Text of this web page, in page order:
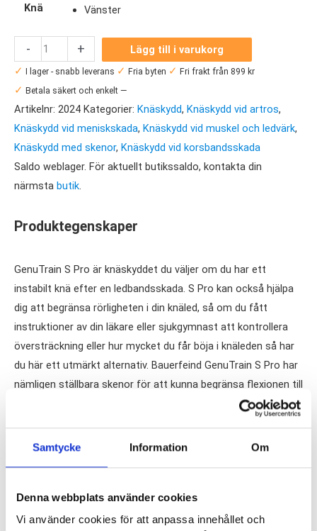
Samtycke Information Om
Denna webbplats använder cookies
Vi använder cookies för att anpassa innehållet och
Knä
Vänster
-
Bauerfeind
GenuTrain
Pro
mängd
+
Lägg till i varukorg
✓
I lager - snabb leverans ✓ Fria byten ✓ Fri frakt från 899 kr
✓ Betala säkert och enkelt —
Artikelnr: 2024 Kategorier: Knäskydd, Knäskydd vid artros,
Knäskydd vid meniskskada, Knäskydd vid muskel och ledvärk,
Knäskydd med skenor, Knäskydd vid korsbandsskada
Saldo weblager. För aktuellt butikssaldo, kontakta din
närmsta butik.
Produktegenskaper
GenuTrain S Pro är knäskyddet du väljer om du har ett
instabilt knä efter en ledbandsskada. S Pro kan också hjälpa
dig att begränsa rörligheten i din knäled, så om du fått
instruktioner av din läkare eller sjukgymnast att kontrollera
översträckning eller hur mycket du får böja i knäleden så har
du här ett utmärkt alternativ. Bauerfeind GenuTrain S Pro har
nämligen ställbara skenor för att kunna begränsa flexionen till
30°, 60° eller 90°. Det är också möjligt att begränsa knäleden
vid 20°.
följande besvär: